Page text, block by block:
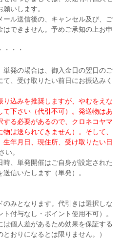
いします。
ル送信後の、キャンセル及び、ご
はできません。予めご承知の上お申
・・・
発の場合は、御入金日の翌日のご
、受け取りたい前日にお振込みく
込みを推奨しますが、やむをえな
下さい（代引不可）。発送物はあ
する必要があるので、クロネコヤマ
は送られてきません）。そして、
年月日、現住所、受け取りたい日
い。
時、単発開催はご自身が設定された
信いたします（単発）。
のみとなります。代引きは選択しな
付与なし・ポイント使用不可）。
は個人差があるため効果を保証する
おりになるとは限りません。）